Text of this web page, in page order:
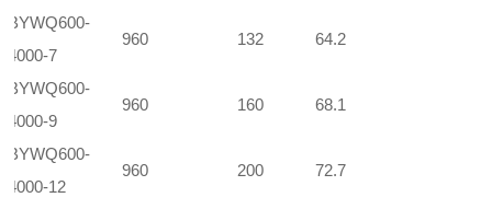
BYWQ600-
4000-7
960 132 64.2
BYWQ600-
4000-9
960 160 68.1
BYWQ600-
4000-12
960 200 72.7